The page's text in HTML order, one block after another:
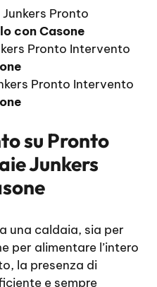
Pronto
con Casone
Pronto Intervento
Pronto Intervento
su Pronto
Junkers
una caldaia, sia per
per alimentare l’intero
la presenza di
e sempre